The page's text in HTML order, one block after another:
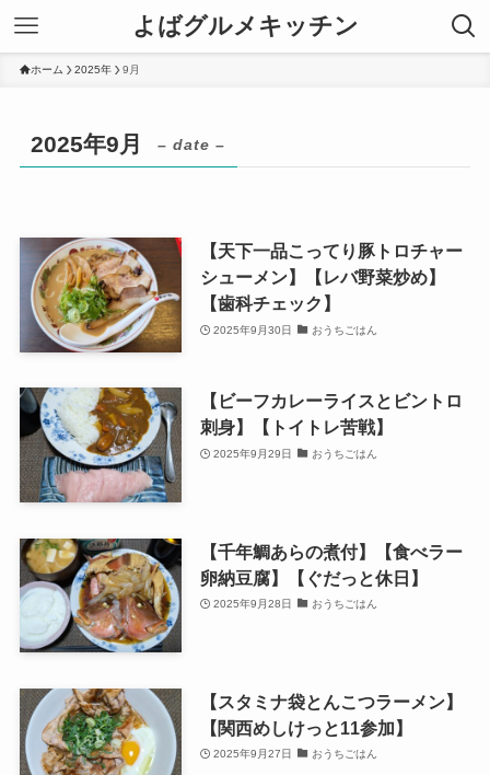
よばグルメキッチン
ホーム 2025年 9月
2025年9月 – date –
【天下一品こってり豚トロチャー
シューメン】【レバ野菜炒め】
【歯科チェック】
2025年9月30日 おうちごはん
【ビーフカレーライスとビントロ
刺身】【トイトレ苦戦】
2025年9月29日 おうちごはん
【千年鯛あらの煮付】【食べラー
卵納豆腐】【ぐだっと休日】
2025年9月28日 おうちごはん
【スタミナ袋とんこつラーメン】
【関西めしけっと11参加】
2025年9月27日 おうちごはん